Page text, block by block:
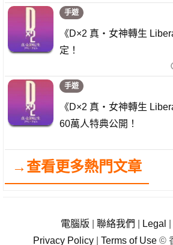
手遊
《D×2 真・女神轉生
定！
手遊
《D×2 真・女神轉生
60萬人特典公開！
→查看更多熱門文章
電腦版 聯絡我們 Legal
Privacy Policy
Terms of Use ©